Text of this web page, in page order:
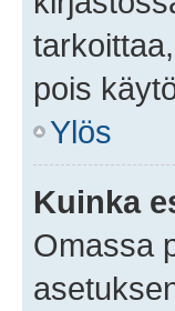
pois
Ylös
Kuinka
Omassa